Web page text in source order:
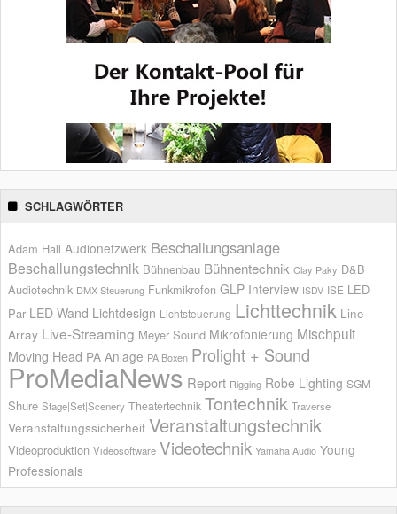
SCHLAGWÖRTER
Adam Hall Audionetzwerk Beschallungsanlage
Beschallungstechnik Bühnenbau Bühnentechnik Clay Paky D&B
Audiotechnik DMX Steuerung Funkmikrofon GLP Interview ISDV ISE LED
Par LED Wand Lichtdesign Lichtsteuerung Lichttechnik Line
Array Live-Streaming Meyer Sound Mikrofonierung Mischpult
Moving Head PA Anlage PA Boxen Prolight + Sound
ProMediaNews Report Rigging Robe Lighting SGM
Shure Stage|Set|Scenery Theatertechnik Tontechnik Traverse
Veranstaltungssicherheit Veranstaltungstechnik
Videoproduktion Videosoftware Videotechnik Yamaha Audio Young
Professionals